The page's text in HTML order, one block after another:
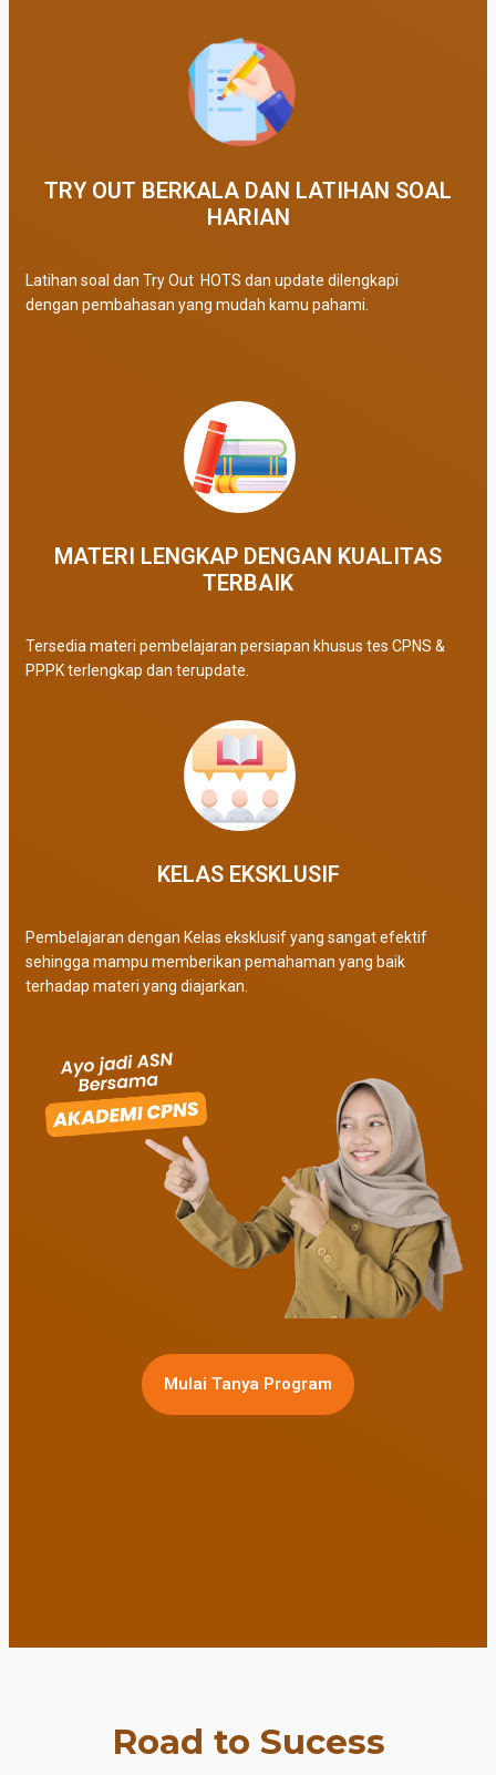
TRY OUT BERKALA DAN LATIHAN SOAL
HARIAN
Latihan soal dan Try Out HOTS dan update dilengkapi
dengan pembahasan yang mudah kamu pahami.
MATERI LENGKAP DENGAN KUALITAS
TERBAIK​
Tersedia materi pembelajaran persiapan khusus tes CPNS &
PPPK terlengkap dan terupdate.
KELAS EKSKLUSIF​
Pembelajaran dengan Kelas eksklusif yang sangat efektif
sehingga mampu memberikan pemahaman yang baik
terhadap materi yang diajarkan.
Mulai Tanya Program
Road to Sucess